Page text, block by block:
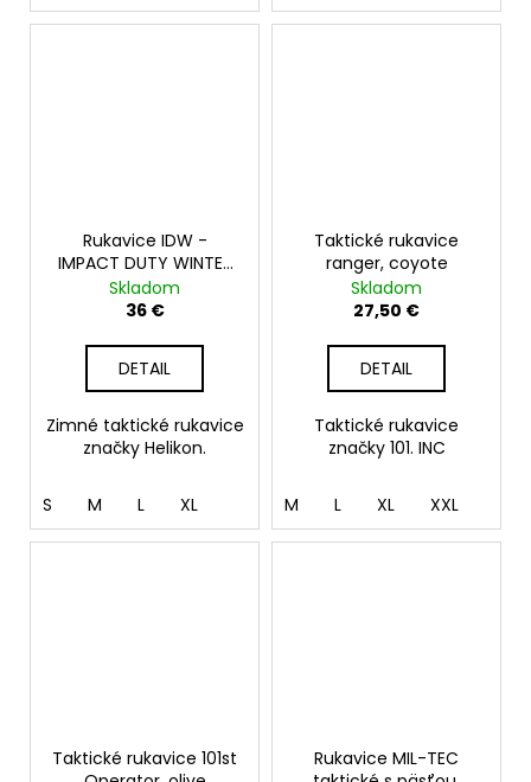
Rukavice IDW -
IMPACT DUTY WINTER
MK2, čierne
Skladom
36 €
DETAIL
Zimné taktické rukavice
značky Helikon.
S M L XL
Taktické rukavice
ranger, coyote
Skladom
27,50 €
DETAIL
Taktické rukavice
značky 101. INC
M L XL XXL
Taktické rukavice 101st
Rukavice MIL-TEC